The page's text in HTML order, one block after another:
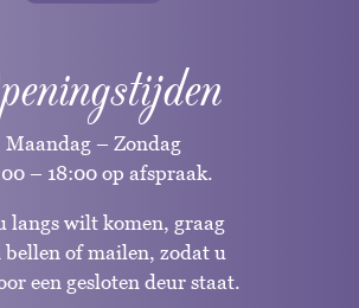
Maandag – Zondag
– 18:00 op afspraak.
langs wilt komen, graag
bellen of mailen, zodat u
een gesloten deur staat.